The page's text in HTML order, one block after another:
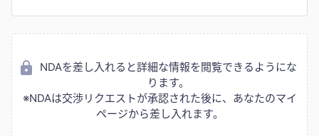
NDAを差し入れると詳細な情報を閲覧できるようにな
ります。
※NDAは交渉リクエストが承認された後に、あなたのマイ
ページから差し入れます。